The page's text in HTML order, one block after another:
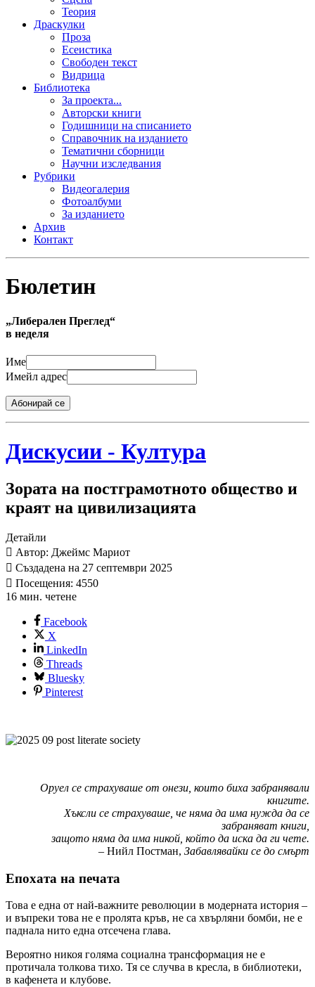
Теория
Драскулки
Проза
Есеистика
Свободен текст
Видрица
Библиотека
За проекта...
Авторски книги
Годишници на списанието
Справочник на изданието
Тематични сборници
Научни изследвания
Рубрики
Видеогалерия
Фотоалбуми
За изданието
Архив
Контакт
Бюлетин
„Либерален Преглед“
в неделя
Име
Имейл адрес
Абонирай се
Дискусии - Култура
Зората на постграмотното общество и
краят на цивилизацията
Детайли
Автор: Джеймс Мариот
Създадена на 27 септември 2025
Посещения: 4550
16 мин. четене
Facebook
X
LinkedIn
Threads
Bluesky
Pinterest
Оруел се страхуваше от онези, които биха забранявали
книгите.
Хъксли се страхуваше, че няма да има нужда да се
забраняват книги,
защото няма да има никой, който да иска да ги чете.
– Нийл Постман, Забавлявайки се до смърт
Епохата на печата
Това е една от най-важните революции в модерната история –
и въпреки това не е пролята кръв, не са хвърляни бомби, не е
паднала нито една отсечена глава.
Вероятно никоя голяма социална трансформация не е
протичала толкова тихо. Тя се случва в кресла, в библиотеки,
в кафенета и клубове.